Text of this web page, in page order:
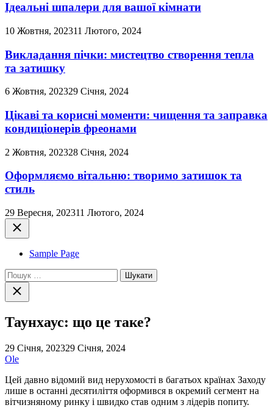
Ідеальні шпалери для вашої кімнати
10 Жовтня, 202311 Лютого, 2024
Викладання пічки: мистецтво створення тепла
та затишку
6 Жовтня, 202329 Січня, 2024
Цікаві та корисні моменти: чищення та заправка
кондиціонерів фреонами
2 Жовтня, 202328 Січня, 2024
Оформляємо вітальню: творимо затишок та
стиль
29 Вересня, 202311 Лютого, 2024
Закрити
Sample Page
Пошук:
Закрити
пошук
Таунхаус: що це таке?
29 Січня, 202329 Січня, 2024
Ole
Цей давно відомий вид нерухомості в багатьох країнах Заходу
лише в останні десятиліття оформився в окремий сегмент на
вітчизняному ринку і швидко став одним з лідерів попиту.